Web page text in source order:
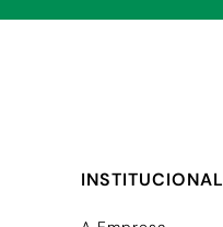
INSTITUCIONAL